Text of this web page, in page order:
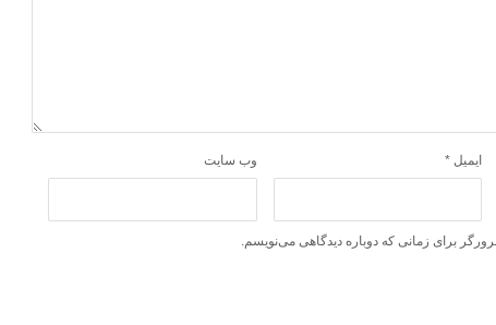
ایمیل * وب‌ سایت
برای زمانی که دوباره دیدگاهی می‌نویسم.